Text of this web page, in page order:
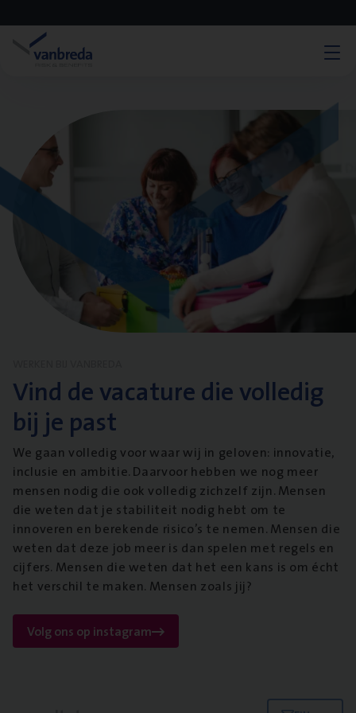
Vind de vacature die volledig
bij je past
We gaan volledig voor waar wij in geloven: innovatie,
inclusie en ambitie. Daarvoor hebben we nog meer
mensen nodig die ook volledig zichzelf zijn. Mensen
die weten dat je stabiliteit nodig hebt om te
innoveren en berekende risico’s te nemen. Mensen die
weten dat deze job meer is dan spelen met regels en
cijfers. Mensen die weten dat het een kans is om écht
het verschil te maken. Mensen zoals jij?
Volg ons op instagram